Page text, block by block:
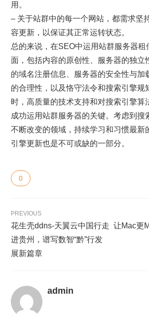
用。
– 关于站群中的每一个网站，都需求坚
容更新，以保证其正常运转状态。
总的来说，在SEO中运用站群服务器租
面，包括内容的原创性、服务器的独立
的域名注册信息、服务器的安全性与加
的合理性，以及恪守法令和搜索引擎规
时，高质量的技术支持和对搜索引擎算
成功运用站群服务器的关键。考虑到搜
不断改变的领域，持续学习和习惯最新
引擎更新也是不可或缺的一部分。
0
PREVIOUS
花生壳ddns-天翼云中国行走
进贵州，谱写数智“黔”行发
展新篇章
让Mac更
admin